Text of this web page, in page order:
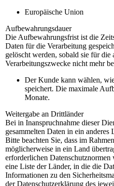
Europäische Union
Aufbewahrungsdauer
Die Aufbewahrungsfrist ist die
Daten für die Verarbeitung
gelöscht werden, sobald sie für die
Verarbeitungszwecke nicht mehr
Der Kunde kann wählen,
speichert. Die maximale
Monate.
Weitergabe an Drittländer
Bei in Inanspruchnahme dieser
gesammelten Daten in ein
Bitte beachten Sie, dass im
möglicherweise in ein Land
erforderlichen
eine Liste der Länder, in die die
Informationen zu den
der Datenschutzerklärung des